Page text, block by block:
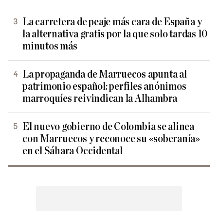
La carretera de peaje más cara de España y
la alternativa gratis por la que solo tardas 10
minutos más
La propaganda de Marruecos apunta al
patrimonio español: perfiles anónimos
marroquíes reivindican la Alhambra
El nuevo gobierno de Colombia se alinea
con Marruecos y reconoce su «soberanía»
en el Sáhara Occidental